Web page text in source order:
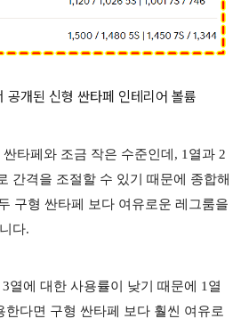
개된 신형 싼타페 인테리어 볼륨
타페와 조금 작은 수준인데, 1열과 2
간격을 조절할 수 있기 때문에 종합해
구형 싼타페 보다 여유로운 레그룸을
다.
열에 대한 사용률이 낮기 때문에 1열
한다면 구형 싼타페 보다 훨씬 여유로